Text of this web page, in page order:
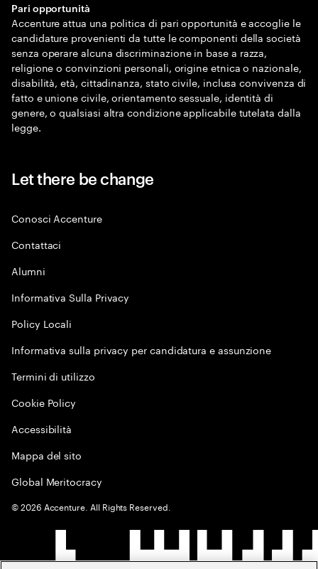
Pari opportunità
Accenture attua una politica di pari opportunità e accoglie le
candidature provenienti da tutte le componenti della società
senza operare alcuna discriminazione in base a razza,
religione o convinzioni personali, origine etnica o nazionale,
disabilità, età, cittadinanza, stato civile, inclusa convivenza di
fatto e unione civile, orientamento sessuale, identità di
genere, o qualsiasi altra condizione applicabile tutelata dalla
legge.
Let there be change
Conosci Accenture
Contattaci
Alumni
Informativa Sulla Privacy
Policy Locali
Informativa sulla privacy per candidatura e assunzione
Termini di utilizzo
Cookie Policy
Accessibilità
Mappa del sito
Global Meritocracy
©2026 Accenture. All Rights Reserved.